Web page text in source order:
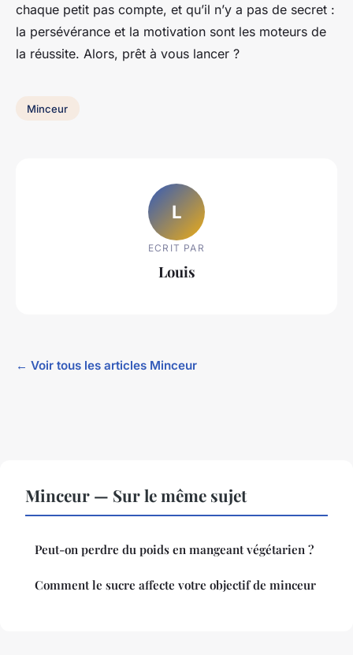
chaque petit pas compte, et qu’il n’y a pas de secret :
la persévérance et la motivation sont les moteurs de
la réussite. Alors, prêt à vous lancer ?
Minceur
L
ECRIT PAR
Louis
← Voir tous les articles Minceur
Minceur — Sur le même sujet
Peut-on perdre du poids en mangeant végétarien ?
Comment le sucre affecte votre objectif de minceur